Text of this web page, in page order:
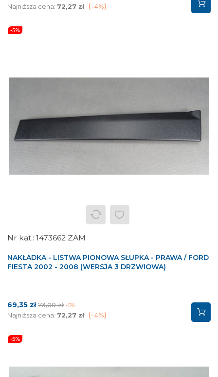
podstawowa
Najniższa cena: 72,27 zł -4%
-5%
1473662 ZAM
NAKŁADKA - LISTWA PIONOWA SŁUPKA - PRAWA / FORD
FIESTA 2002 - 2008 (WERSJA 3 DRZWIOWA)
Cena
69,35 zł Cena
podstawowa
73,00 zł -5%
Najniższa cena: 72,27 zł -4%
-5%